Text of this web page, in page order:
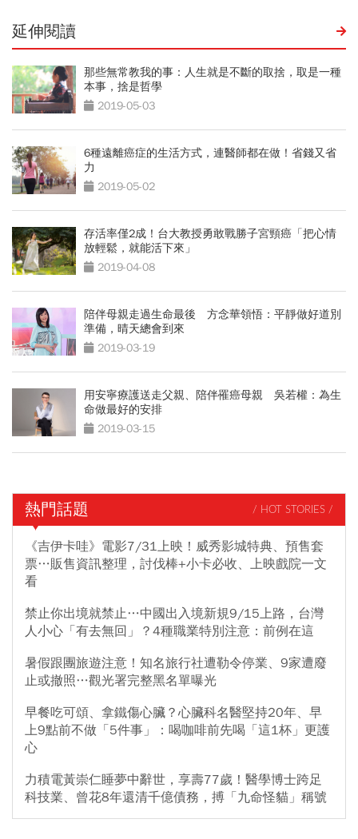
延伸閱讀
那些無常教我的事：人生就是不斷的取捨，取是一種
本事，捨是哲學
2019-05-03
6種遠離癌症的生活方式，連醫師都在做！省錢又省
力
2019-05-02
存活率僅2成！台大教授勇敢戰勝子宮頸癌「把心情
放輕鬆，就能活下來」
2019-04-08
陪伴母親走過生命最後 方念華領悟：平靜做好道別
準備，晴天總會到來
2019-03-19
用安寧療護送走父親、陪伴罹癌母親 吳若權：為生
命做最好的安排
2019-03-15
熱門話題 / HOT STORIES /
《吉伊卡哇》電影7/31上映！威秀影城特典、預售套
票…販售資訊整理，討伐棒+小卡必收、上映戲院一文
看
禁止你出境就禁止…中國出入境新規9/15上路，台灣
人小心「有去無回」？4種職業特別注意：前例在這
暑假跟團旅遊注意！知名旅行社遭勒令停業、9家遭廢
止或撤照…觀光署完整黑名單曝光
早餐吃可頌、拿鐵傷心臟？心臟科名醫堅持20年、早
上9點前不做「5件事」：喝咖啡前先喝「這1杯」更護
心
力積電黃崇仁睡夢中辭世，享壽77歲！醫學博士跨足
科技業、曾花8年還清千億債務，搏「九命怪貓」稱號